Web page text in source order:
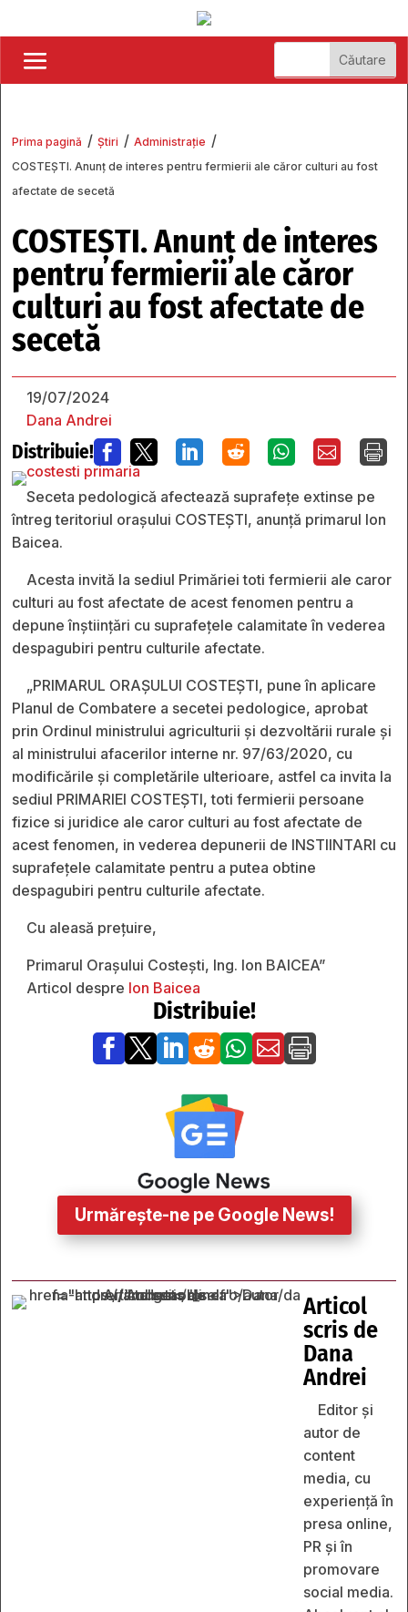
Prima pagină / Știri / Administrație /
COSTEȘTI. Anunț de interes pentru fermierii ale căror culturi au fost
afectate de secetă
COSTEȘTI. Anunț de interes
pentru fermierii ale căror
culturi au fost afectate de
secetă
19/07/2024
Dana Andrei
Distribuie!       
Seceta pedologică afectează suprafețe extinse pe
întreg teritoriul orașului COSTEȘTI, anunță primarul Ion
Baicea.
Acesta invită la sediul Primăriei toti fermierii ale caror
culturi au fost afectate de acest fenomen pentru a
depune înștiințări cu suprafețele calamitate în vederea
despagubiri pentru culturile afectate.
„PRIMARUL ORAȘULUI COSTEȘTI, pune în aplicare
Planul de Combatere a secetei pedologice, aprobat
prin Ordinul ministrului agriculturii și dezvoltării rurale și
al ministrului afacerilor interne nr. 97/63/2020, cu
modificările și completările ulterioare, astfel ca invita la
sediul PRIMARIEI COSTEȘTI, toti fermierii persoane
fizice si juridice ale caror culturi au fost afectate de
acest fenomen, in vederea depunerii de INSTIINTARI cu
suprafețele calamitate pentru a putea obtine
despagubiri pentru culturile afectate.
Cu aleasă prețuire,
Primarul Orașului Costești, Ing. Ion BAICEA”
Articol despre Ion Baicea
Distribuie!
      
Urmărește-ne pe Google News!
Articol
scris de
Dana
Andrei
Editor și
autor de
content
media, cu
experiență în
presa online,
PR și în
promovare
social media.